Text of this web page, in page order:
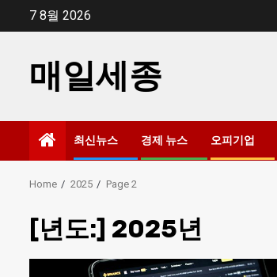
7 8월 2026
매일세종
최신뉴스 경제 뉴스 오피기업
Home 2025 Page 2
[년도:] 2025년